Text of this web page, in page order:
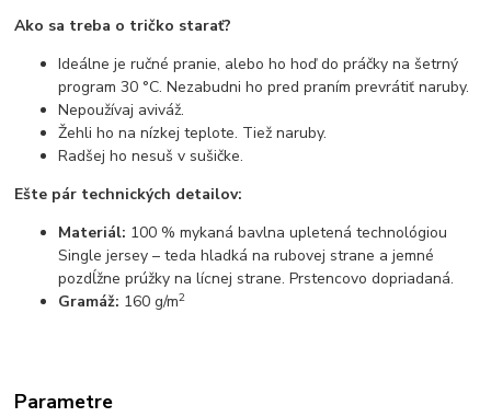
Ako sa treba o tričko starať?
Ideálne je ručné pranie, alebo ho hoď do práčky na šetrný
program 30 °C. Nezabudni ho pred praním prevrátiť naruby.
Nepoužívaj aviváž.
Žehli ho na nízkej teplote. Tiež naruby.
Radšej ho nesuš v sušičke.
Ešte pár technických detailov:
Materiál: 100 % mykaná bavlna upletená technológiou
Single jersey – teda hladká na rubovej strane a jemné
pozdĺžne prúžky na lícnej strane. Prstencovo dopriadaná.
Gramáž: 160 g/m2
Parametre